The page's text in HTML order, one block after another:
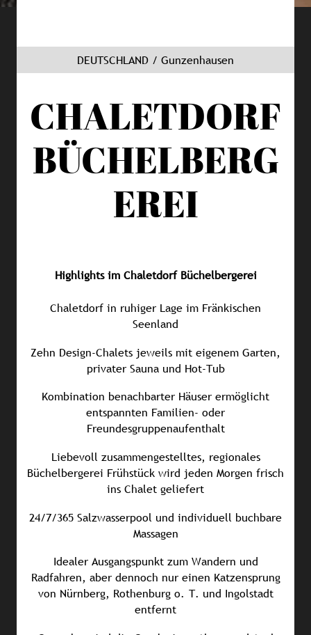
DEUTSCHLAND / Gunzenhausen
CHALETDORF
BÜCHELBERG
EREI
Highlights im Chaletdorf Büchelbergerei
Chaletdorf in ruhiger Lage im Fränkischen
Seenland
Zehn Design-Chalets jeweils mit eigenem Garten,
privater Sauna und Hot-Tub
Kombination benachbarter Häuser ermöglicht
entspannten Familien- oder
Freundesgruppenaufenthalt
Liebevoll zusammengestelltes, regionales
Büchelbergerei Frühstück wird jeden Morgen frisch
ins Chalet geliefert
24/7/365 Salzwasserpool und individuell buchbare
Massagen
Idealer Ausgangspunkt zum Wandern und
Radfahren, aber dennoch nur einen Katzensprung
von Nürnberg, Rothenburg o. T. und Ingolstadt
entfernt